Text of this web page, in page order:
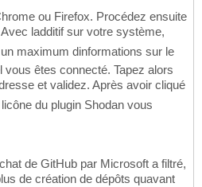
ou Firefox. Procédez ensuite
ladditif sur votre système,
maximum dinformations sur le
vous êtes connecté. Tapez alors
et validez. Après avoir cliqué
du plugin Shodan vous
de GitHub par Microsoft a filtré,
de création de dépôts quavant